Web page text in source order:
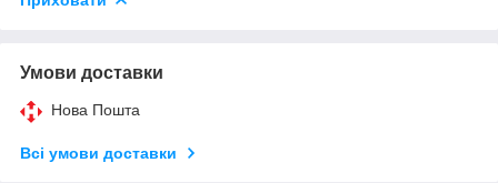
Умови доставки
Нова Пошта
Всі умови доставки